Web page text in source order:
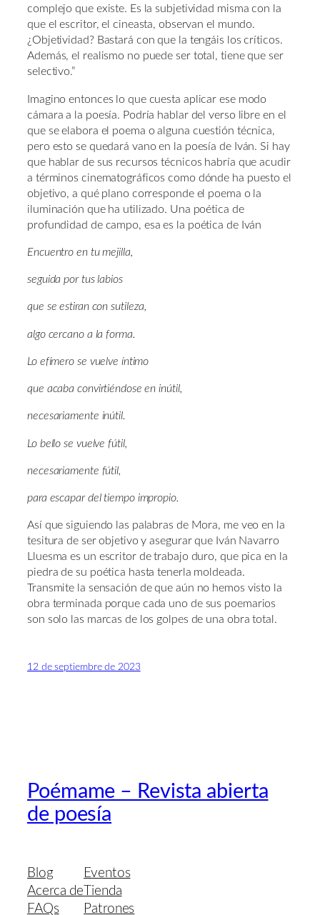
complejo que existe. Es la subjetividad misma con la
que el escritor, el cineasta, observan el mundo.
¿Objetividad? Bastará con que la tengáis los críticos.
Además, el realismo no puede ser total, tiene que ser
selectivo.”
Imagino entonces lo que cuesta aplicar ese modo
cámara a la poesía. Podría hablar del verso libre en el
que se elabora el poema o alguna cuestión técnica,
pero esto se quedará vano en la poesía de Iván. Si hay
que hablar de sus recursos técnicos habría que acudir
a términos cinematográficos como dónde ha puesto el
objetivo, a qué plano corresponde el poema o la
iluminación que ha utilizado. Una poética de
profundidad de campo, esa es la poética de Iván
Encuentro en tu mejilla,
seguida por tus labios
que se estiran con sutileza,
algo cercano a la forma.
Lo efímero se vuelve íntimo
que acaba convirtiéndose en inútil,
necesariamente inútil.
Lo bello se vuelve fútil,
necesariamente fútil,
para escapar del tiempo impropio.
Así que siguiendo las palabras de Mora, me veo en la
tesitura de ser objetivo y asegurar que Iván Navarro
Lluesma es un escritor de trabajo duro, que pica en la
piedra de su poética hasta tenerla moldeada.
Transmite la sensación de que aún no hemos visto la
obra terminada porque cada uno de sus poemarios
son solo las marcas de los golpes de una obra total.
12 de septiembre de 2023
Poémame – Revista abierta
de poesía
Blog
Acerca de
FAQs
Eventos
Tienda
Patrones